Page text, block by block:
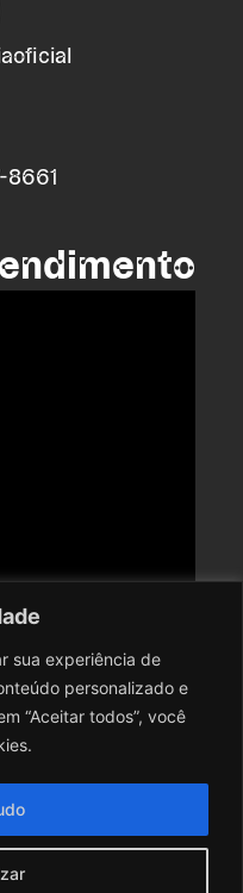
sua experiência de
personalizado e
“Aceitar todos”, você
8661
os direitos reservados.
fotos, imagens, logotipos,
exclusiva do Cine
total ou parcial, de
expressa autorização. A